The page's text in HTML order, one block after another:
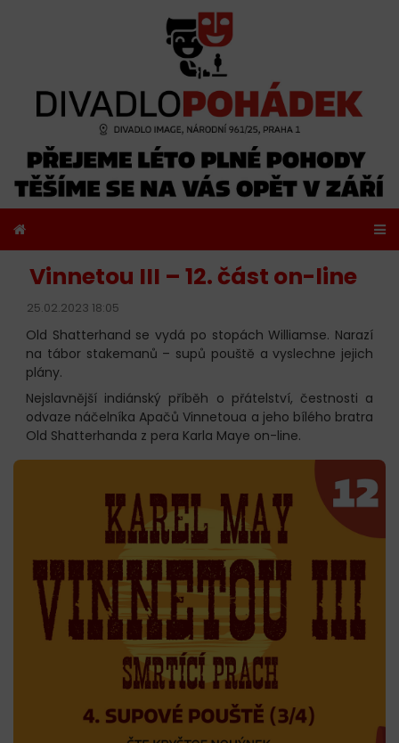
Vinnetou III – 12. část on-line
25.02.2023 18:05
Old Shatterhand se vydá po stopách Williamse. Narazí
na tábor stakemanů – supů pouště a vyslechne jejich
plány.
Nejslavnější indiánský příběh o přátelství, čestnosti a
odvaze náčelníka Apačů Vinnetoua a jeho bílého bratra
Old Shatterhanda z pera Karla Maye on-line.